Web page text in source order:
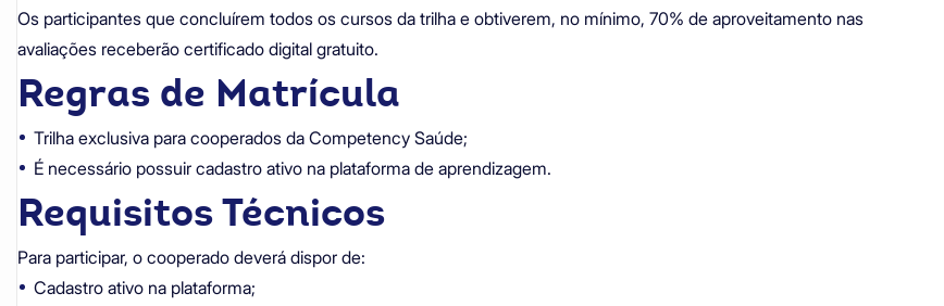
Os participantes que concluírem todos os cursos da trilha e obtiverem, no mínimo, 70% de aproveitamento nas
avaliações receberão certificado digital gratuito.
Regras de Matrícula
Trilha exclusiva para cooperados da Competency Saúde;
É necessário possuir cadastro ativo na plataforma de aprendizagem.
Requisitos Técnicos
Para participar, o cooperado deverá dispor de:
Cadastro ativo na plataforma;